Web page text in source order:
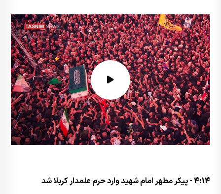
4:14 - پیکر مطهر امام شهید وارد حرم علمدار کربلا شد